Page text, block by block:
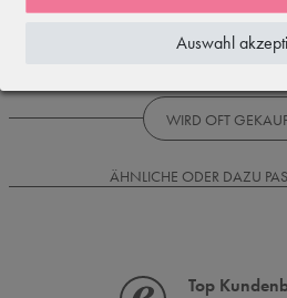
1
WIRD OFT
ÄHNLICHE ODER DAZU
Top
Auswahl